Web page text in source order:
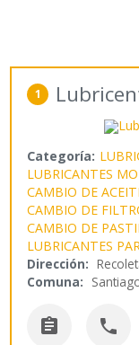
1
Categoría:
LUBRICANTES
CAMBIO DE
CAMBIO DE
CAMBIO DE
LUBRICANTES
Dirección:
Comuna:
 